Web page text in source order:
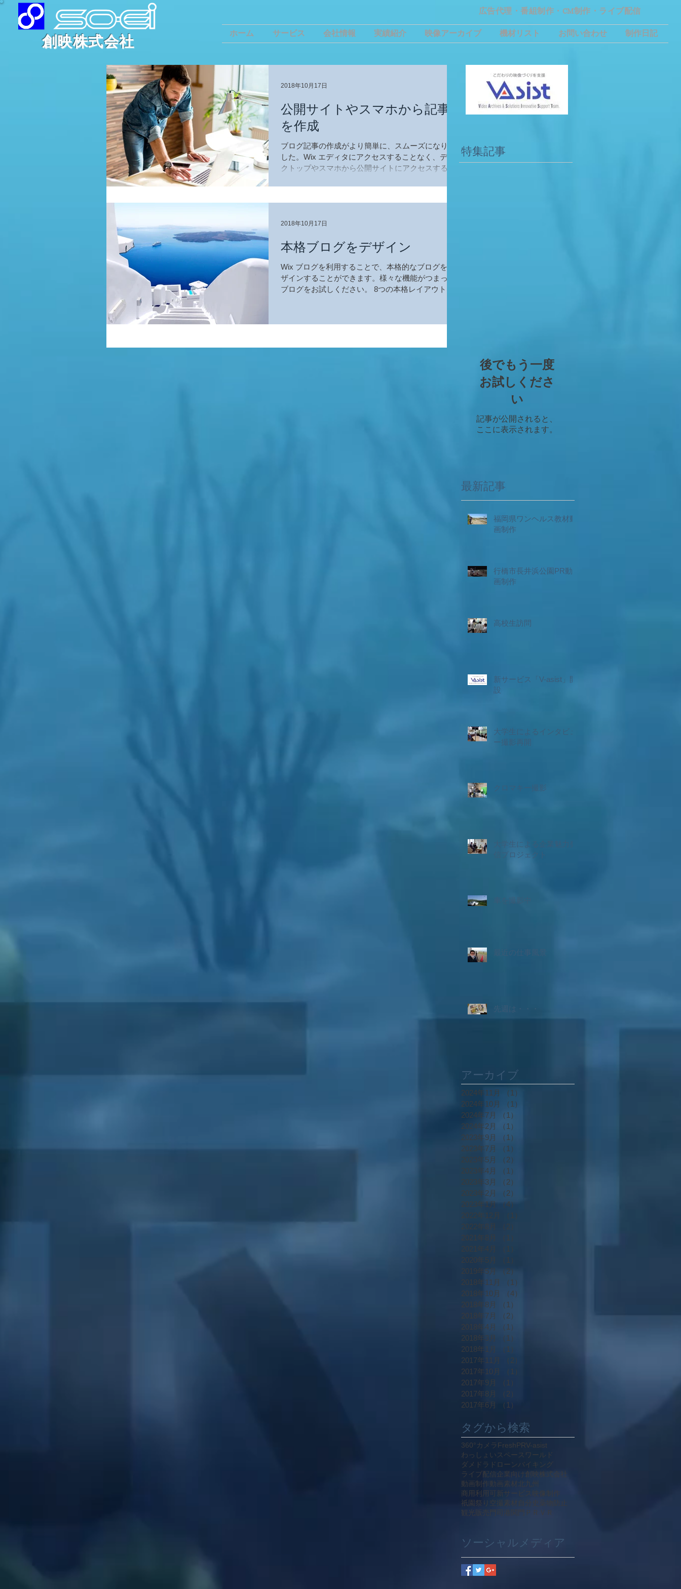
​創映株式会社 ホーム サービス 会社情報 実績紹介 映像アーカイブ 機材リスト お問い合わせ 制作日記
広告代理・番組制作・CM制作・ライブ配信
公開サイトやスマホから記事
を作成
ブログ記事の作成がより簡単に、スムーズになりま
した。Wix エディタにアクセスすることなく、デス
クトップやスマホから公開サイトにアクセスするこ
2018年10月17日
本格ブログをデザイン
Wix ブログを利用することで、本格的なブログをデ
ザインすることができます。様々な機能がつまった
ブログをお試しください。 8つの本格レイアウトか
ル」を利用することで、訪問者が興味...
2018年10月17日
特集記事
後でもう一度
お試しくださ
い
記事が公開されると、
ここに表示されます。
最新記事
福岡県ワンヘルス教材動
画制作
行橋市長井浜公園PR動
画制作
高校生訪問
新サービス「V-asist」開
設
大学生によるインタビュ
ー撮影再開
クロマキー撮影
大学生による企業魅力発
信プロジェクト
最近の仕事風景
先週は・・・
アーカイブ
2024年11月 （1）
2024年10月
（1）
2024年7月
（1）
2024年2月
（1）
2023年9月
（1）
2023年7月
（1）
2023年5月
（2）
2023年4月
（1）
2023年3月
（2）
2023年2月
（2）
2023年1月
（4）
2022年12月
（1）
2022年8月
（2）
2021年8月
（1）
2021年4月
（1）
2020年5月
（1）
2019年5月
（2）
2018年11月
（1）
2018年10月
（4）
2018年8月
（1）
2018年7月
（2）
2018年4月
（1）
2018年3月
（1）
2018年1月
（1）
2017年11月
（2）
2017年10月
（1）
2017年9月
（1）
2017年8月
（2）
2017年6月
（1）
タグから検索
360°カメラ FreshPRV-asist
わっしょい スペースワールド
ダメドラ ドローンバイキング
ライブ配信企業向け 創映株式会社
動画制作
動画素材
北九州
商用利用可 新サービス
映像制作
祇園 祭り 空撮 素材 自分史
薬物防止
観光
販売 門司港 関門ＰＲ ＶＲ
ソーシャルメディア